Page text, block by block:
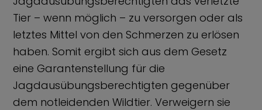
Tier – wenn möglich – zu versorgen oder als
letztes Mittel von den Schmerzen zu erlösen
haben. Somit ergibt sich aus dem Gesetz
eine Garantenstellung für die
Jagdausübungsberechtigten gegenüber
dem notleidenden Wildtier. Verweigern sie